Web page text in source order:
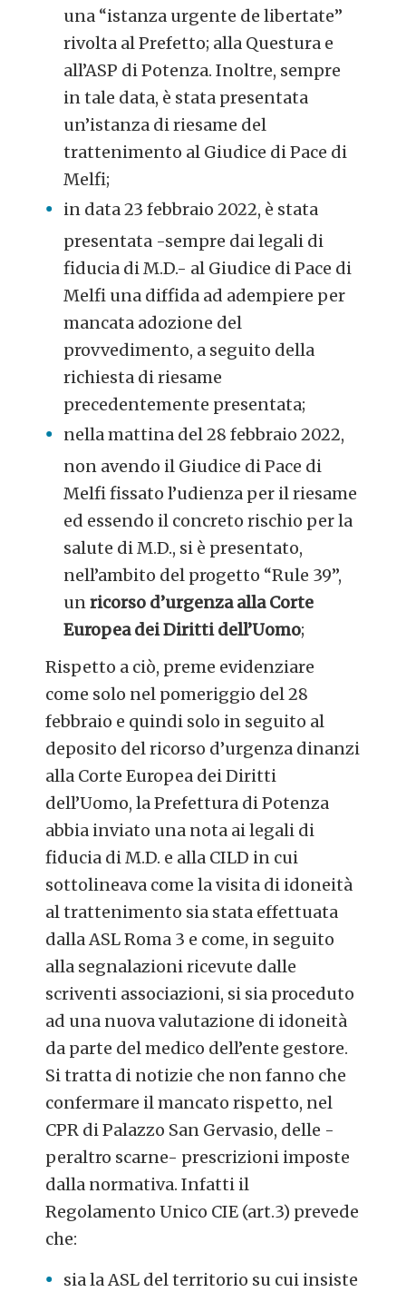
una “istanza urgente de libertate”
rivolta al Prefetto; alla Questura e
all’ASP di Potenza. Inoltre, sempre
in tale data, è stata presentata
un’istanza di riesame del
trattenimento al Giudice di Pace di
Melfi;
in data 23 febbraio 2022, è stata
presentata -sempre dai legali di
fiducia di M.D.- al Giudice di Pace di
Melfi una diffida ad adempiere per
mancata adozione del
provvedimento, a seguito della
richiesta di riesame
precedentemente presentata;
nella mattina del 28 febbraio 2022,
non avendo il Giudice di Pace di
Melfi fissato l’udienza per il riesame
ed essendo il concreto rischio per la
salute di M.D., si è presentato,
nell’ambito del progetto “Rule 39”,
unricorso d’urgenza alla Corte
Europea dei Diritti dell’Uomo;
Rispetto a ciò, preme evidenziare
come solo nel pomeriggio del 28
febbraio e quindi solo in seguito al
deposito del ricorso d’urgenza dinanzi
alla Corte Europea dei Diritti
dell’Uomo, la Prefettura di Potenza
abbia inviato una nota ai legali di
fiducia di M.D. e alla CILD in cui
sottolineava come la visita di idoneità
al trattenimento sia stata effettuata
dalla ASL Roma 3 e come, in seguito
alla segnalazioni ricevute dalle
scriventi associazioni, si sia proceduto
ad una nuova valutazione di idoneità
da parte del medico dell’ente gestore.
Si tratta di notizie che non fanno che
confermare il mancato rispetto, nel
CPR di Palazzo San Gervasio, delle -
peraltro scarne- prescrizioni imposte
dalla normativa. Infatti il
Regolamento Unico CIE (art.3) prevede
che:
sia la ASL del territorio su cui insiste